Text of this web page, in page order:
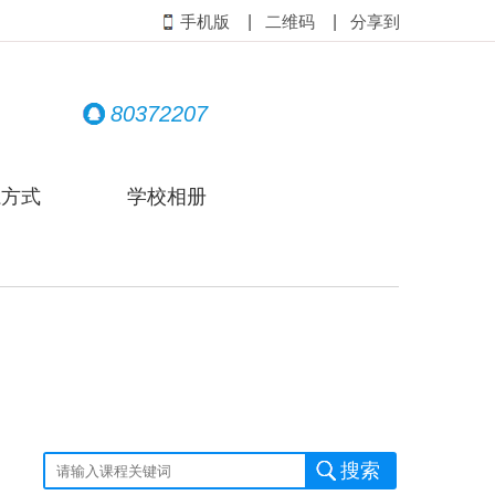
手机版 二维码 分享到
80372207
式 学校相册